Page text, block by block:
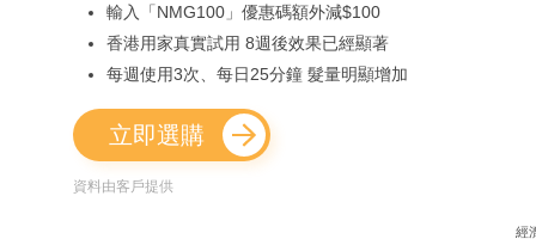
輸入「NMG100」優惠碼額外減$100
香港用家真實試用 8週後效果已經顯著
每週使用3次、每日25分鐘 髮量明顯增加
立即選購
資料由客戶提供
經